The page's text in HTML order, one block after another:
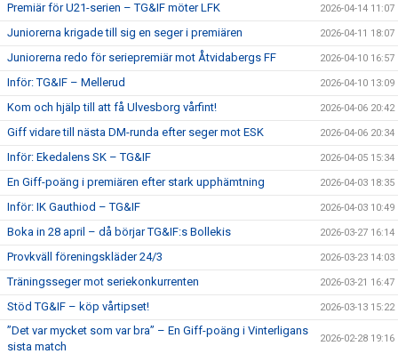
Premiär för U21-serien – TG&IF möter LFK 2026-04-14 11:07
Juniorerna krigade till sig en seger i premiären 2026-04-11 18:07
Juniorerna redo för seriepremiär mot Åtvidabergs FF 2026-04-10 16:57
Inför: TG&IF – Mellerud 2026-04-10 13:09
Kom och hjälp till att få Ulvesborg vårfint! 2026-04-06 20:42
Giff vidare till nästa DM-runda efter seger mot ESK 2026-04-06 20:34
Inför: Ekedalens SK – TG&IF 2026-04-05 15:34
En Giff-poäng i premiären efter stark upphämtning 2026-04-03 18:35
Inför: IK Gauthiod – TG&IF 2026-04-03 10:49
Boka in 28 april – då börjar TG&IF:s Bollekis 2026-03-27 16:14
Provkväll föreningskläder 24/3 2026-03-23 14:03
Träningsseger mot seriekonkurrenten 2026-03-21 16:47
Stöd TG&IF – köp vårtipset! 2026-03-13 15:22
”Det var mycket som var bra” – En Giff-poäng i Vinterligans
sista match
2026-02-28 19:16